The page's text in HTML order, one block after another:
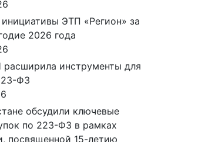
ЭТП «Регион» за
2026 года
инструменты для
ФЗ
обсудили ключевые
по 223-ФЗ в рамках
посвященной 15-летию